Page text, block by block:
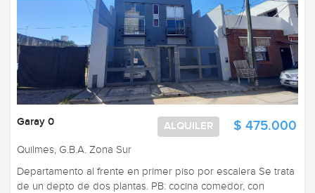
$ 475.000
ALQUILER
Garay 0
Quilmes, G.B.A. Zona Sur
Departamento al frente en primer piso por escalera Se trata
de un depto de dos plantas. PB: cocina comedor, con